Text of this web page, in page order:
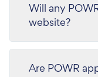
Will any
website?
Are POWR